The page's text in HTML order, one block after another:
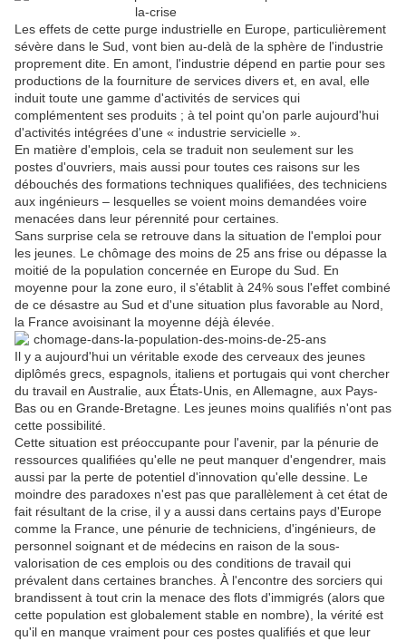
Les effets de cette purge industrielle en Europe, particulièrement
sévère dans le Sud, vont bien au-delà de la sphère de l'industrie
proprement dite. En amont, l'industrie dépend en partie pour ses
productions de la fourniture de services divers et, en aval, elle
induit toute une gamme d'activités de services qui
complémentent ses produits ; à tel point qu'on parle aujourd'hui
d'activités intégrées d'une « industrie servicielle ».
En matière d'emplois, cela se traduit non seulement sur les
postes d'ouvriers, mais aussi pour toutes ces raisons sur les
débouchés des formations techniques qualifiées, des techniciens
aux ingénieurs – lesquelles se voient moins demandées voire
menacées dans leur pérennité pour certaines.
Sans surprise cela se retrouve dans la situation de l'emploi pour
les jeunes. Le chômage des moins de 25 ans frise ou dépasse la
moitié de la population concernée en Europe du Sud. En
moyenne pour la zone euro, il s'établit à 24% sous l'effet combiné
de ce désastre au Sud et d'une situation plus favorable au Nord,
la France avoisinant la moyenne déjà élevée.
Il y a aujourd'hui un véritable exode des cerveaux des jeunes
diplômés grecs, espagnols, italiens et portugais qui vont chercher
du travail en Australie, aux États-Unis, en Allemagne, aux Pays-
Bas ou en Grande-Bretagne. Les jeunes moins qualifiés n'ont pas
cette possibilité.
Cette situation est préoccupante pour l'avenir, par la pénurie de
ressources qualifiées qu'elle ne peut manquer d'engendrer, mais
aussi par la perte de potentiel d'innovation qu'elle dessine. Le
moindre des paradoxes n'est pas que parallèlement à cet état de
fait résultant de la crise, il y a aussi dans certains pays d'Europe
comme la France, une pénurie de techniciens, d'ingénieurs, de
personnel soignant et de médecins en raison de la sous-
valorisation de ces emplois ou des conditions de travail qui
prévalent dans certaines branches. À l'encontre des sorciers qui
brandissent à tout crin la menace des flots d'immigrés (alors que
cette population est globalement stable en nombre), la vérité est
qu'il en manque vraiment pour ces postes qualifiés et que leur